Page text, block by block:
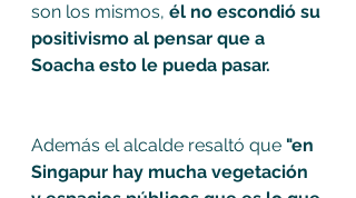
son los mismos, él no escondió su
positivismo al pensar que a
Soacha esto le pueda pasar.
Además el alcalde resaltó que "en
Singapur hay mucha vegetación